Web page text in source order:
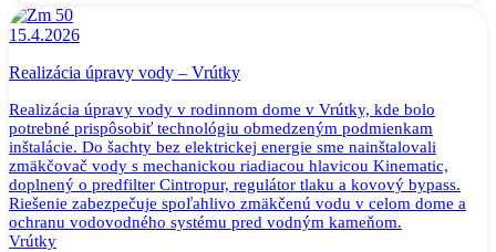
15.4.2026
Realizácia úpravy vody – Vrútky
Realizácia úpravy vody v rodinnom dome v Vrútky, kde bolo
potrebné prispôsobiť technológiu obmedzeným podmienkam
inštalácie. Do šachty bez elektrickej energie sme nainštalovali
zmäkčovač vody s mechanickou riadiacou hlavicou Kinematic,
doplnený o predfilter Cintropur, regulátor tlaku a kovový bypass.
Riešenie zabezpečuje spoľahlivo zmäkčenú vodu v celom dome a
ochranu vodovodného systému pred vodným kameňom.
Vrútky